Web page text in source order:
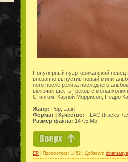
Популярный пуэрториканский
внезапно выпустив новый мини-
него после релиза последнего
включил шесть треков с
Стингом, Карлой Моррисон, Педро
Жанр: Pop, Latin
Формат | Качество: FLAC (tracks
Размер файла: 147.5 Mb
EP | Просмотров: 1452 | Добавил: ninamasya